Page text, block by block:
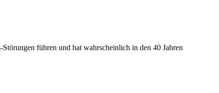
führen und hat wahrscheinlich in den 40 Jahren